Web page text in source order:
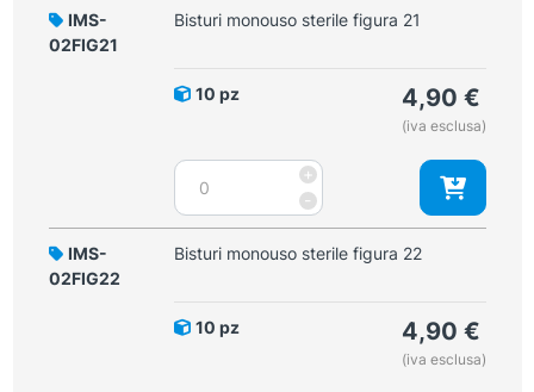
figura
IMS-
02FIG21
Bisturi monouso sterile figura 21
10 pz 4,90 €
(iva esclusa)
-
Bisturi
monouso
sterile
figura
+
IMS-
02FIG22
Bisturi monouso sterile figura 22
10 pz 4,90 €
(iva esclusa)